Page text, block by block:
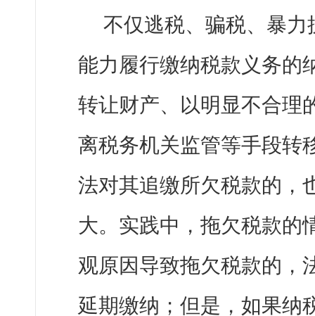
不仅逃税、骗税、暴
能力履行缴纳税款义务的
转让财产、以明显不合理
离税务机关监管等手段转
法对其追缴所欠税款的，
大。实践中，拖欠税款的
观原因导致拖欠税款的，
延期缴纳；但是，如果纳